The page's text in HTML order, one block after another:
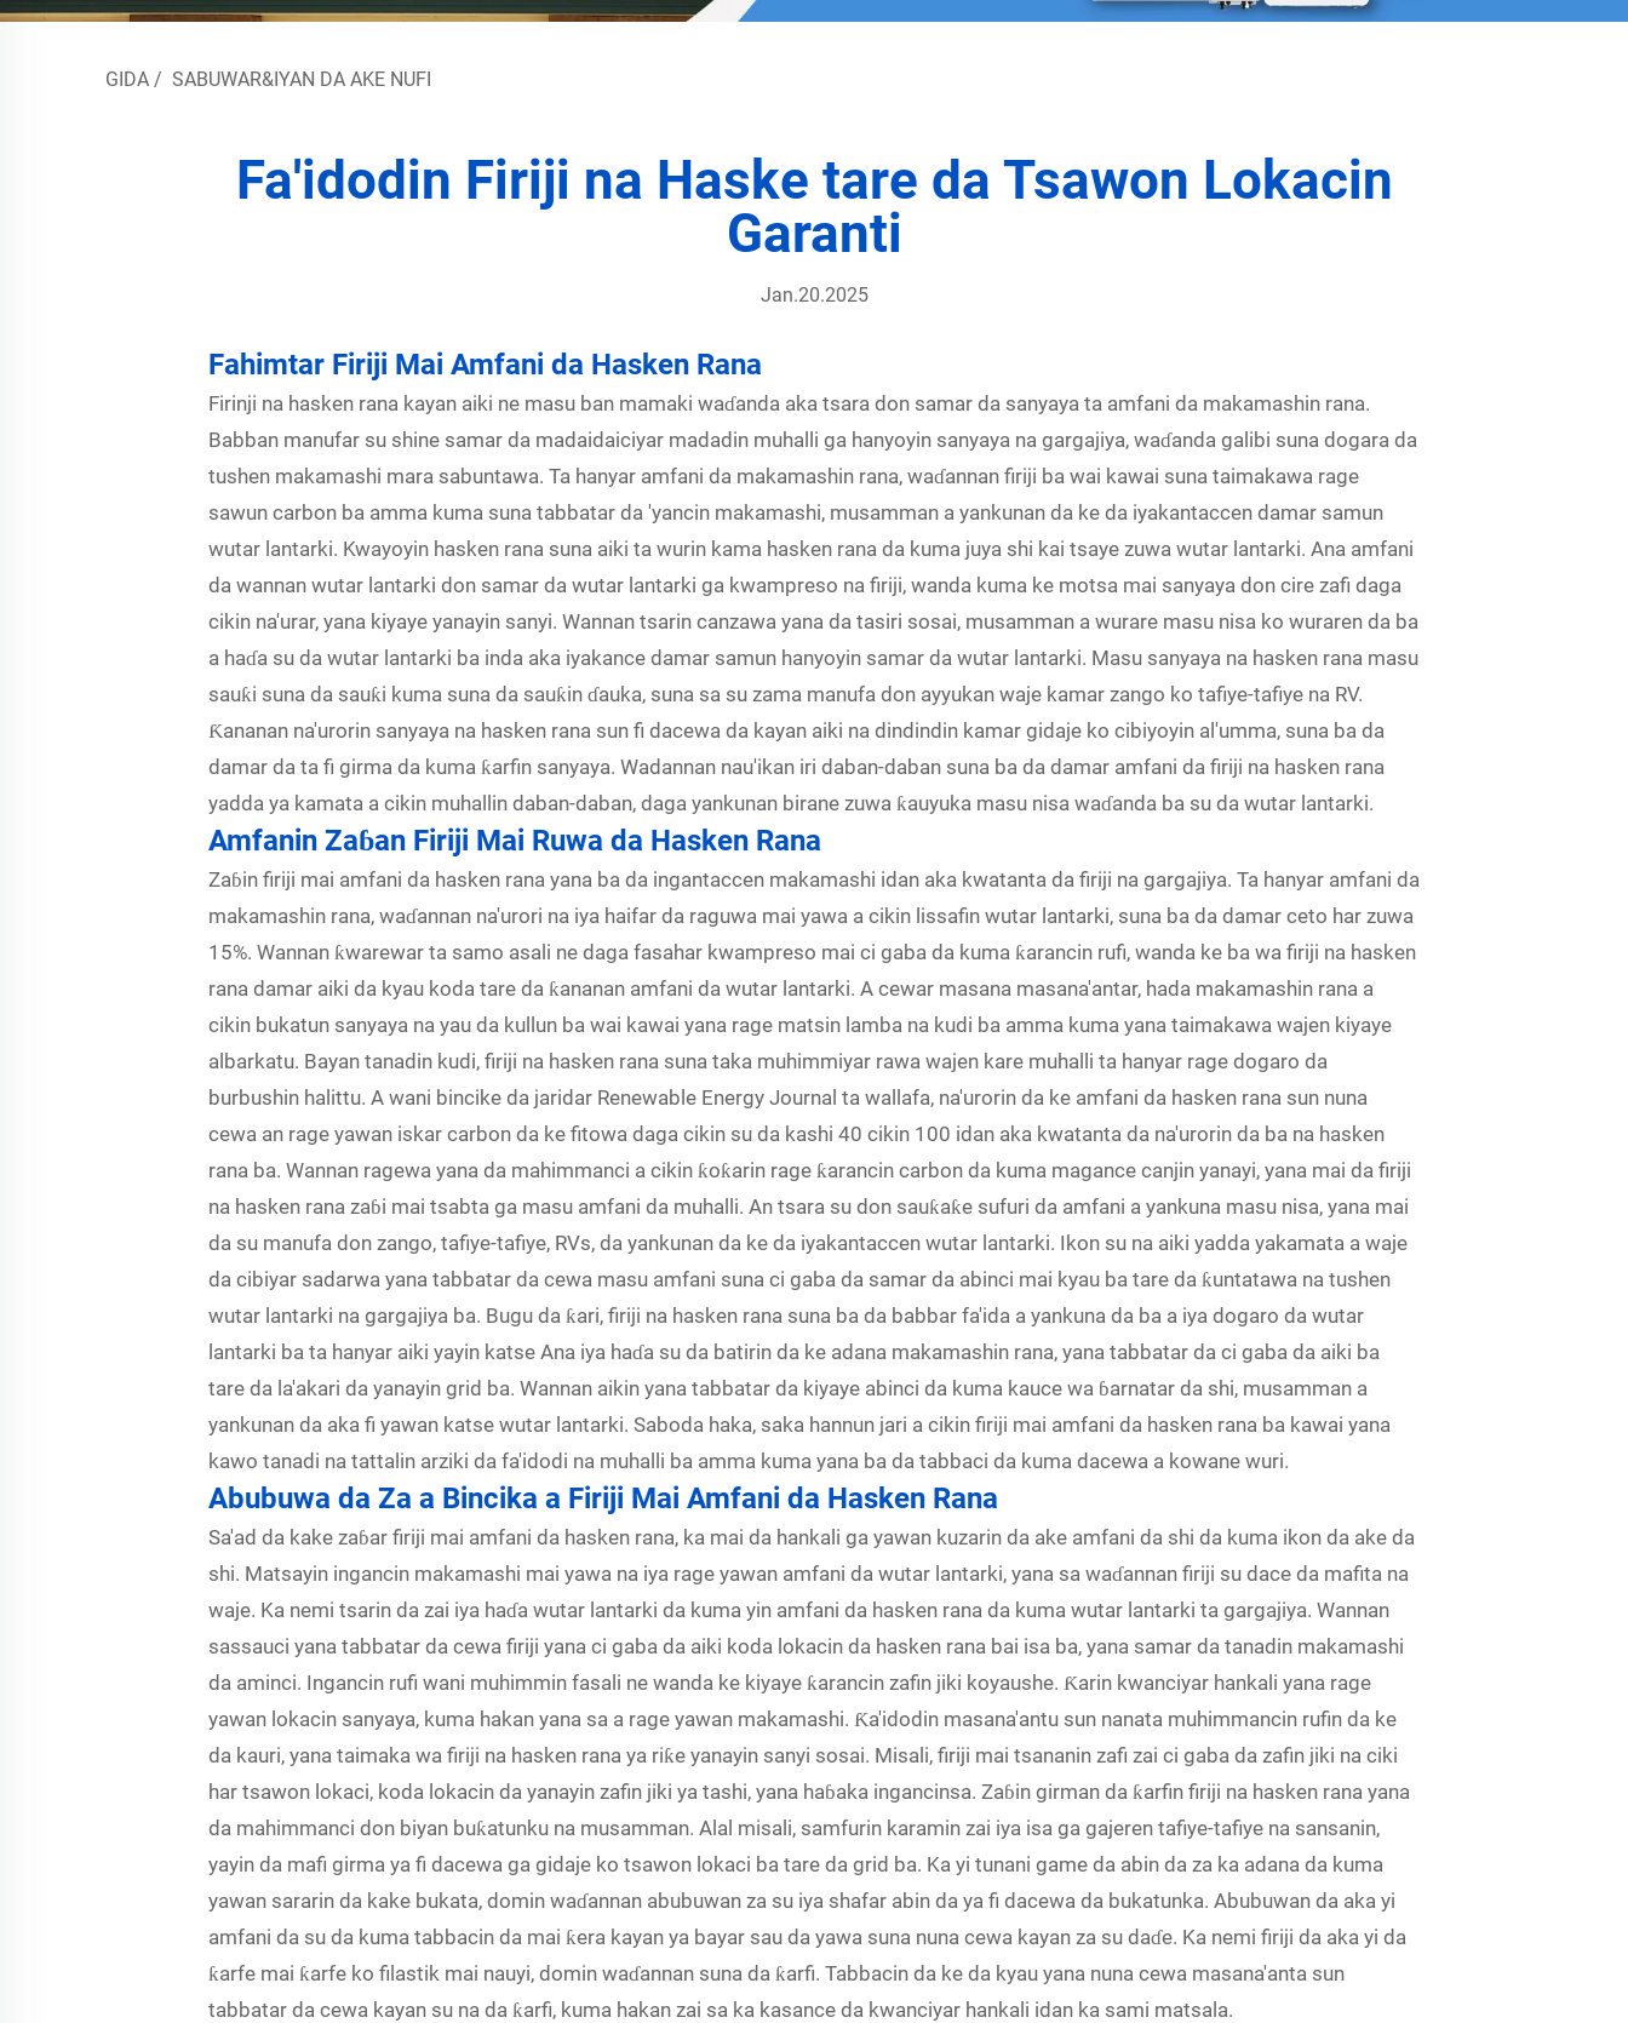
GIDA / SABUWAR&IYAN DA AKE NUFI
Fa'idodin Firiji na Haske tare da Tsawon Lokacin
Garanti
Jan.20.2025
Fahimtar Firiji Mai Amfani da Hasken Rana
Firinji na hasken rana kayan aiki ne masu ban mamaki waɗanda aka tsara don samar da sanyaya ta amfani da makamashin rana.
Babban manufar su shine samar da madaidaiciyar madadin muhalli ga hanyoyin sanyaya na gargajiya, waɗanda galibi suna dogara da
tushen makamashi mara sabuntawa. Ta hanyar amfani da makamashin rana, waɗannan firiji ba wai kawai suna taimakawa rage
sawun carbon ba amma kuma suna tabbatar da 'yancin makamashi, musamman a yankunan da ke da iyakantaccen damar samun
wutar lantarki. Kwayoyin hasken rana suna aiki ta wurin kama hasken rana da kuma juya shi kai tsaye zuwa wutar lantarki. Ana amfani
da wannan wutar lantarki don samar da wutar lantarki ga kwampreso na firiji, wanda kuma ke motsa mai sanyaya don cire zafi daga
cikin na'urar, yana kiyaye yanayin sanyi. Wannan tsarin canzawa yana da tasiri sosai, musamman a wurare masu nisa ko wuraren da ba
a haɗa su da wutar lantarki ba inda aka iyakance damar samun hanyoyin samar da wutar lantarki. Masu sanyaya na hasken rana masu
sauƙi suna da sauƙi kuma suna da sauƙin ɗauka, suna sa su zama manufa don ayyukan waje kamar zango ko tafiye-tafiye na RV.
Ƙananan na'urorin sanyaya na hasken rana sun fi dacewa da kayan aiki na dindindin kamar gidaje ko cibiyoyin al'umma, suna ba da
damar da ta fi girma da kuma ƙarfin sanyaya. Wadannan nau'ikan iri daban-daban suna ba da damar amfani da firiji na hasken rana
yadda ya kamata a cikin muhallin daban-daban, daga yankunan birane zuwa ƙauyuka masu nisa waɗanda ba su da wutar lantarki.
Amfanin Zaɓan Firiji Mai Ruwa da Hasken Rana
Zaɓin firiji mai amfani da hasken rana yana ba da ingantaccen makamashi idan aka kwatanta da firiji na gargajiya. Ta hanyar amfani da
makamashin rana, waɗannan na'urori na iya haifar da raguwa mai yawa a cikin lissafin wutar lantarki, suna ba da damar ceto har zuwa
15%. Wannan ƙwarewar ta samo asali ne daga fasahar kwampreso mai ci gaba da kuma ƙarancin rufi, wanda ke ba wa firiji na hasken
rana damar aiki da kyau koda tare da ƙananan amfani da wutar lantarki. A cewar masana masana'antar, hada makamashin rana a
cikin bukatun sanyaya na yau da kullun ba wai kawai yana rage matsin lamba na kudi ba amma kuma yana taimakawa wajen kiyaye
albarkatu. Bayan tanadin kudi, firiji na hasken rana suna taka muhimmiyar rawa wajen kare muhalli ta hanyar rage dogaro da
burbushin halittu. A wani bincike da jaridar Renewable Energy Journal ta wallafa, na'urorin da ke amfani da hasken rana sun nuna
cewa an rage yawan iskar carbon da ke fitowa daga cikin su da kashi 40 cikin 100 idan aka kwatanta da na'urorin da ba na hasken
rana ba. Wannan ragewa yana da mahimmanci a cikin ƙoƙarin rage ƙarancin carbon da kuma magance canjin yanayi, yana mai da firiji
na hasken rana zaɓi mai tsabta ga masu amfani da muhalli. An tsara su don sauƙaƙe sufuri da amfani a yankuna masu nisa, yana mai
da su manufa don zango, tafiye-tafiye, RVs, da yankunan da ke da iyakantaccen wutar lantarki. Ikon su na aiki yadda yakamata a waje
da cibiyar sadarwa yana tabbatar da cewa masu amfani suna ci gaba da samar da abinci mai kyau ba tare da ƙuntatawa na tushen
wutar lantarki na gargajiya ba. Bugu da ƙari, firiji na hasken rana suna ba da babbar fa'ida a yankuna da ba a iya dogaro da wutar
lantarki ba ta hanyar aiki yayin katse Ana iya haɗa su da batirin da ke adana makamashin rana, yana tabbatar da ci gaba da aiki ba
tare da la'akari da yanayin grid ba. Wannan aikin yana tabbatar da kiyaye abinci da kuma kauce wa ɓarnatar da shi, musamman a
yankunan da aka fi yawan katse wutar lantarki. Saboda haka, saka hannun jari a cikin firiji mai amfani da hasken rana ba kawai yana
kawo tanadi na tattalin arziki da fa'idodi na muhalli ba amma kuma yana ba da tabbaci da kuma dacewa a kowane wuri.
Abubuwa da Za a Bincika a Firiji Mai Amfani da Hasken Rana
Sa'ad da kake zaɓar firiji mai amfani da hasken rana, ka mai da hankali ga yawan kuzarin da ake amfani da shi da kuma ikon da ake da
shi. Matsayin ingancin makamashi mai yawa na iya rage yawan amfani da wutar lantarki, yana sa waɗannan firiji su dace da mafita na
waje. Ka nemi tsarin da zai iya haɗa wutar lantarki da kuma yin amfani da hasken rana da kuma wutar lantarki ta gargajiya. Wannan
sassauci yana tabbatar da cewa firiji yana ci gaba da aiki koda lokacin da hasken rana bai isa ba, yana samar da tanadin makamashi
da aminci. Ingancin rufi wani muhimmin fasali ne wanda ke kiyaye ƙarancin zafin jiki koyaushe. Ƙarin kwanciyar hankali yana rage
yawan lokacin sanyaya, kuma hakan yana sa a rage yawan makamashi. Ƙa'idodin masana'antu sun nanata muhimmancin rufin da ke
da kauri, yana taimaka wa firiji na hasken rana ya riƙe yanayin sanyi sosai. Misali, firiji mai tsananin zafi zai ci gaba da zafin jiki na ciki
har tsawon lokaci, koda lokacin da yanayin zafin jiki ya tashi, yana haɓaka ingancinsa. Zaɓin girman da ƙarfin firiji na hasken rana yana
da mahimmanci don biyan buƙatunku na musamman. Alal misali, samfurin karamin zai iya isa ga gajeren tafiye-tafiye na sansanin,
yayin da mafi girma ya fi dacewa ga gidaje ko tsawon lokaci ba tare da grid ba. Ka yi tunani game da abin da za ka adana da kuma
yawan sararin da kake bukata, domin waɗannan abubuwan za su iya shafar abin da ya fi dacewa da bukatunka. Abubuwan da aka yi
amfani da su da kuma tabbacin da mai ƙera kayan ya bayar sau da yawa suna nuna cewa kayan za su daɗe. Ka nemi firiji da aka yi da
ƙarfe mai ƙarfe ko filastik mai nauyi, domin waɗannan suna da ƙarfi. Tabbacin da ke da kyau yana nuna cewa masana'anta sun
tabbatar da cewa kayan su na da ƙarfi, kuma hakan zai sa ka kasance da kwanciyar hankali idan ka sami matsala.